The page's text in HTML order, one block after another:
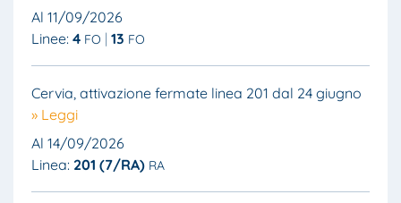
Al 11/09/2026
Linee: 4 FO 13 FO
Cervia, attivazione fermate linea 201 dal 24 giugno
» Leggi
Al 14/09/2026
Linea: 201 (7/RA) RA